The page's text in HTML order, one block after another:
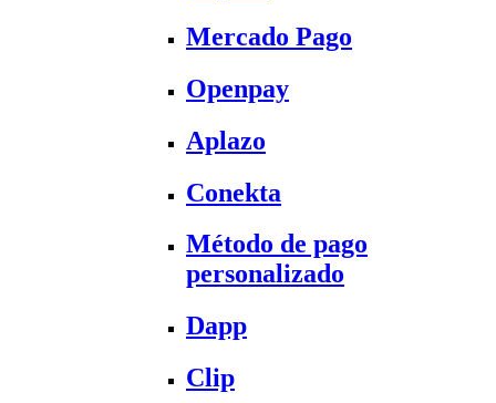
Mercado Pago
Openpay
Aplazo
Conekta
Método de pago
personalizado
Dapp
Clip